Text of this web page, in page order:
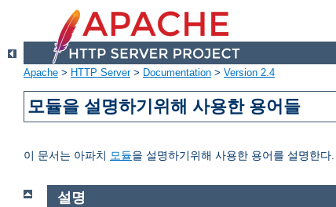
Apache > HTTP Server> Documentation > Version 2.4
모듈을 설명하기위해 사용한 용어들
이 문서는 아파치 모듈을 설명하기위해 사용한 용어를 설명한다.
설명